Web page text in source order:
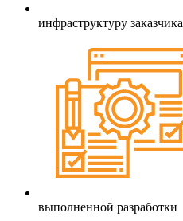
инфраструктуру заказчика
выполненной разработки